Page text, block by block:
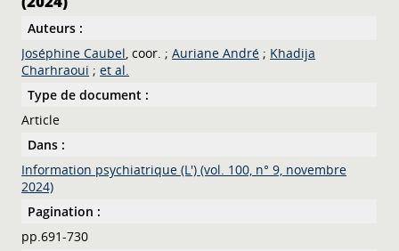
Auteurs :
Joséphine Caubel
, coor. ;Auriane André ; Khadija
Charhraoui ;et al.
Type de document :
Article
Dans :
Information psychiatrique (L') (vol. 100, n° 9, novembre
2024)
Pagination :
pp.691-730